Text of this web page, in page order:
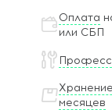
Оплата
или СБП
месяцев